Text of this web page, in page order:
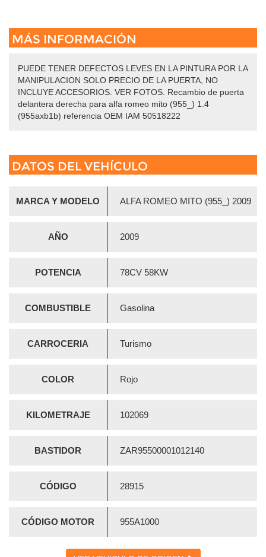
MÁS INFORMACIÓN
PUEDE TENER DEFECTOS LEVES EN LA PINTURA POR LA
MANIPULACION SOLO PRECIO DE LA PUERTA, NO
INCLUYE ACCESORIOS. VER FOTOS. Recambio de puerta
delantera derecha para alfa romeo mito (955_) 1.4
(955axb1b) referencia OEM IAM 50518222
DATOS DEL VEHÍCULO
MARCA Y MODELO ALFA ROMEO MITO (955_) 2009
AÑO 2009
POTENCIA 78CV 58KW
COMBUSTIBLE Gasolina
CARROCERIA Turismo
COLOR Rojo
KILOMETRAJE 102069
BASTIDOR ZAR95500001012140
CÓDIGO 28915
CÓDIGO MOTOR 955A1000